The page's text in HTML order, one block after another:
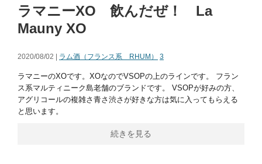
ラマニーXO 飲んだぜ！ La
Mauny XO
2020/08/02 | ラム酒（フランス系 RHUM） 3
ラマニーのXOです。XOなのでVSOPの上のラインです。 フラン
ス系マルティニーク島老舗のブランドです。 VSOPが好みの方、
アグリコールの複雑さ青さ渋さが好きな方は気に入ってもらえる
と思います。
続きを見る